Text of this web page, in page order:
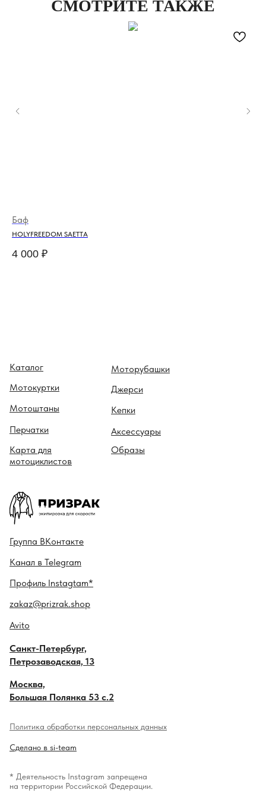
СМОТРИТЕ ТАКЖЕ
HOLYFREEDOM SAETTA
Баф
4 000 ₽
Политика обработки персональных данных
Сделано в si-team
Каталог
Мотокуртки
Мотоштаны
Перчатки
Карта для
мотоциклистов
Моторубашки
Образы
Джерси
Кепки
Аксессуары
Канал в Telegram
* Деятельность Instagram запрещена
на территории Российской Федерации.
Профиль Instagtam*
Гру ппа ВКонтакте
zakaz@prizrak.shop
Москва,
Большая Полянка 53 с.2
Санкт-Петербург,
Петрозаводская, 13
Avito